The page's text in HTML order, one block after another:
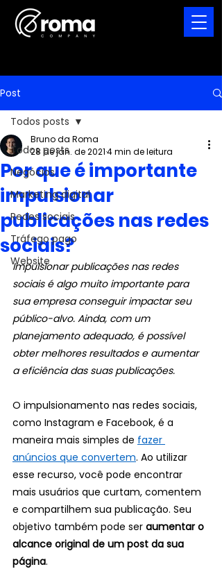
Post
Todos posts
Negócios
Marketing digital
Redes sociais
Tráfego pago
Website
Todos posts
Por que é importante
impulsionar
publicações nas redes
sociais?
Bruno da Roma
28 de jan. de 20214 min de leitura
Impulsionar publicações nas redes
sociais é algo muito importante para
sua empresa conseguir impactar seu
público-alvo. Ainda, com um
planejamento adequado, é possível
obter melhores resultados e aumentar
a eficiência das suas publicações.
O impulsionamento nas redes sociais,
como Instagram e Facebook, é a
maneira mais simples de fazer
anúncios que convertem. Ao utilizar
esse recurso, você pode encontrar
mais usuários que curtam, comentem
e compartilhem sua publicação. Seu
objetivo também pode ser aumentar o
alcance original de um post da sua
página.